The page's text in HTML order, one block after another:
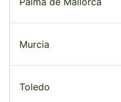
Murcia
Toledo